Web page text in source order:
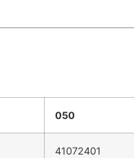
050
41072401